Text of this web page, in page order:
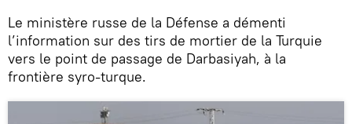
Le ministère russe de la Défense a démenti
l’information sur des tirs de mortier de la Turquie
vers le point de passage de Darbasiyah, à la
frontière syro-turque.